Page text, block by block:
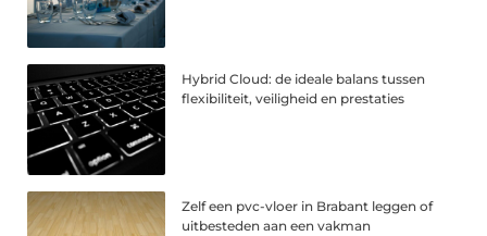
Hybrid Cloud: de ideale balans tussen
flexibiliteit, veiligheid en prestaties
Zelf een pvc-vloer in Brabant leggen of
uitbesteden aan een vakman